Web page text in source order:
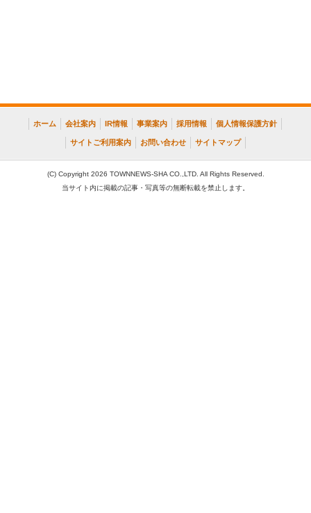
ホーム 会社案内 IR情報 事業案内 採用情報 個人情報保護方針
サイトご利用案内 お問い合わせ サイトマップ
(C) Copyright 2026 TOWNNEWS-SHA CO.,LTD. All Rights Reserved.
当サイト内に掲載の記事・写真等の無断転載を禁止します。